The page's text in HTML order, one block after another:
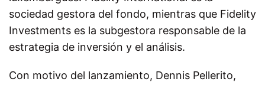
sociedad gestora del fondo, mientras que Fidelity
Investments es la subgestora responsable de la
estrategia de inversión y el análisis.
Con motivo del lanzamiento, Dennis Pellerito,